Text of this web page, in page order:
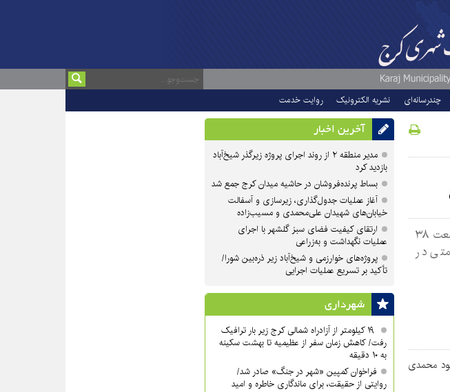
چندرسانه‌ای نشریه الکترونیک روایت خدمت
شهردار کرج گفت: این مجموعه تفریحی با وسعت ۳۸
آلاچیق اقامتی در
محمدی
آخرین اخبار
مدیر منطقه ۲ از روند اجرای پروژه زیرگذر شیخ‌آباد
بازدید کرد
بساط پرنده‌فروشان در حاشیه میدان کرج جمع شد
آغاز عملیات جدول‌گذاری، زیرسازی و آسفالت
خیابان‌های شهیدان علی‌محمدی و مسیب‌زاده
ارتقای کیفیت فضای سبز گلشهر با اجرای
عملیات نگهداشت و به‌زراعی
پروژه‌های خوارزمی و شیخ‌آباد زیر ذره‌بین شورا/
تأکید بر تسریع عملیات اجرایی
شهرداری
۱۹ کیلومتر از آزادراه شمالی کرج زیر بار ترافیک
رفت/ کاهش زمان سفر از عظیمیه تا بهشت سکینه
به ۱۰ دقیقه
فراخوان کمپین «شهر در جنگ» صادر شد/
روایتی از حقیقت، برای ماندگاری خاطره و امید